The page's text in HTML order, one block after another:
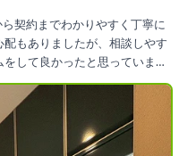
ら契約までわかりやすく丁寧に
もありましたが、相談しやす
して良かったと思っていま